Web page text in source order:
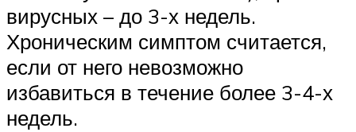
вирусных – до 3-х недель.
Хроническим симптом считается,
если от него невозможно
избавиться в течение более 3-4-х
недель.